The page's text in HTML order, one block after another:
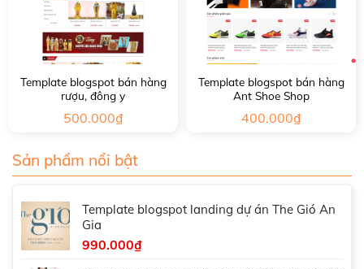
Template blogspot bán hàng
rượu, đông y
500.000₫
Template blogspot bán hàng
Ant Shoe Shop
400.000₫
Sản phẩm nổi bật
Template blogspot landing dự án The Gió An
Gia
990.000₫